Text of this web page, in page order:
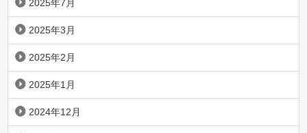
2025年7月
2025年3月
2025年2月
2025年1月
2024年12月